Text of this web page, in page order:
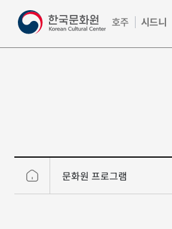
호주 시드니
HOME 문화원 프로그램